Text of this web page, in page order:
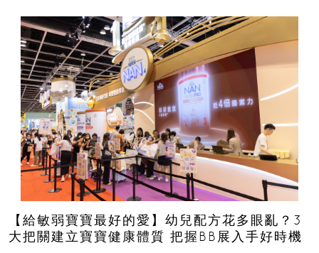
【給敏弱寶寶最好的愛】幼兒配方花多眼亂？3
大把關建立寶寶健康體質 把握BB展入手好時機